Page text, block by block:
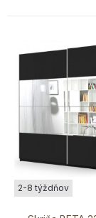
2-8 týždňov